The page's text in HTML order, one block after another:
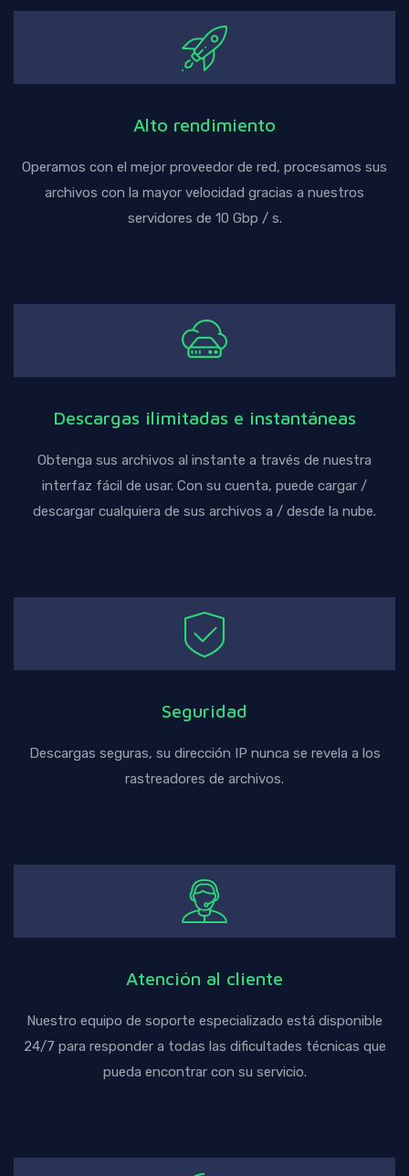
Alto rendimiento
Operamos con el mejor proveedor de red, procesamos sus
archivos con la mayor velocidad gracias a nuestros
servidores de 10 Gbp / s.
Descargas ilimitadas e instantáneas
Obtenga sus archivos al instante a través de nuestra
interfaz fácil de usar. Con su cuenta, puede cargar /
descargar cualquiera de sus archivos a / desde la nube.
Seguridad
Descargas seguras, su dirección IP nunca se revela a los
rastreadores de archivos.
Atención al cliente
Nuestro equipo de soporte especializado está disponible
24/7 para responder a todas las dificultades técnicas que
pueda encontrar con su servicio.